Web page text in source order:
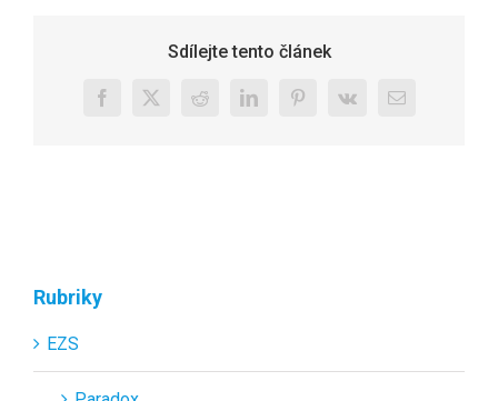
Sdílejte tento článek
Facebook
X RedditLinkedInPinterest
Vk
E-
Rubriky
EZS